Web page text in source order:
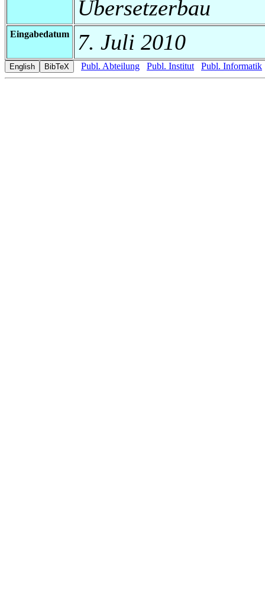
Übersetzerbau
Eingabedatum 7. Juli 2010
Publ. Abteilung Publ. Institut Publ. Informatik